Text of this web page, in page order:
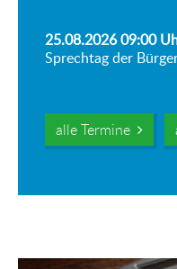
25.08.2026 09:00
Sprechtag der
alle Termine